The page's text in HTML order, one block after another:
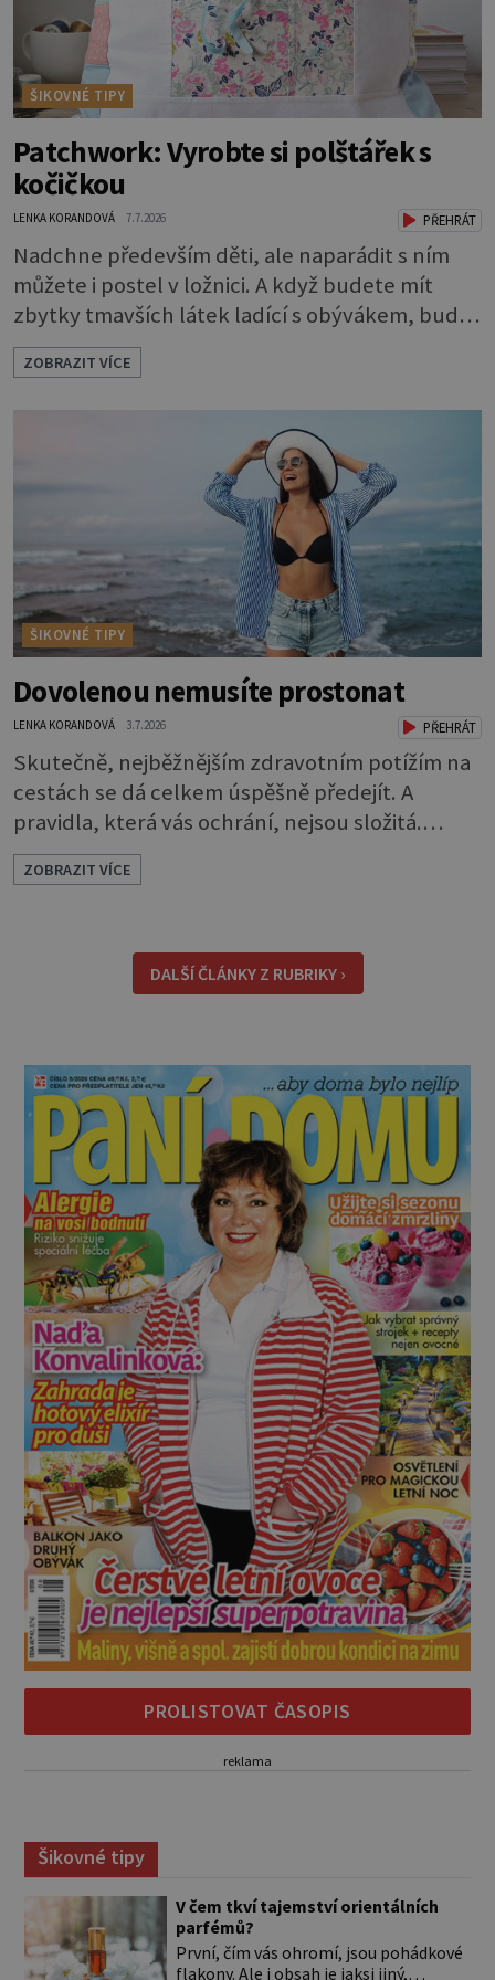
ŠIKOVNÉ TIPY
Patchwork: Vyrobte si polštářek s
kočičkou
LENKA KORANDOVÁ 7.7.2026 PŘEHRÁT
Nadchne především děti, ale naparádit s ním
můžete i postel v ložnici. A když budete mít
zbytky tmavších látek ladící s obývákem, bude
se hodit i tam. Budete potřebovat: - zbytky
barevně sladěných bavlněných látek - 0,5 m
látky na vnitřní polštářek - duté vlákno na výplň
- 2 knoflíky - 0,5 m jednostranně nalepovacího
vlizelínu - pravítko a řezák nebo nůžky Přední
strana s aplikací 1. V
ZOBRAZIT VÍCE
ŠIKOVNÉ TIPY
Dovolenou nemusíte prostonat
LENKA KORANDOVÁ 3.7.2026 PŘEHRÁT
Skutečně, nejběžnějším zdravotním potížím na
cestách se dá celkem úspěšně předejít. A
pravidla, která vás ochrání, nejsou složitá.
Riziko na talíři Drtivou většinu cestovatelských
průjmů vyvolávají fekální bakterie. Do kuchyně
přípravě a výdeji jídla se snadno rozšíří ze
zeleninového salátu i na další potraviny. Dobro
ZOBRAZIT VÍCE
DALŠÍ ČLÁNKY Z RUBRIKY ›
PROLISTOVAT ČASOPIS
reklama
Šikovné tipy
V čem tkví tajemství orientálních
parfémů?
První, čím vás ohromí, jsou pohádkové
flakony. Ale i obsah je jaksi jiný,